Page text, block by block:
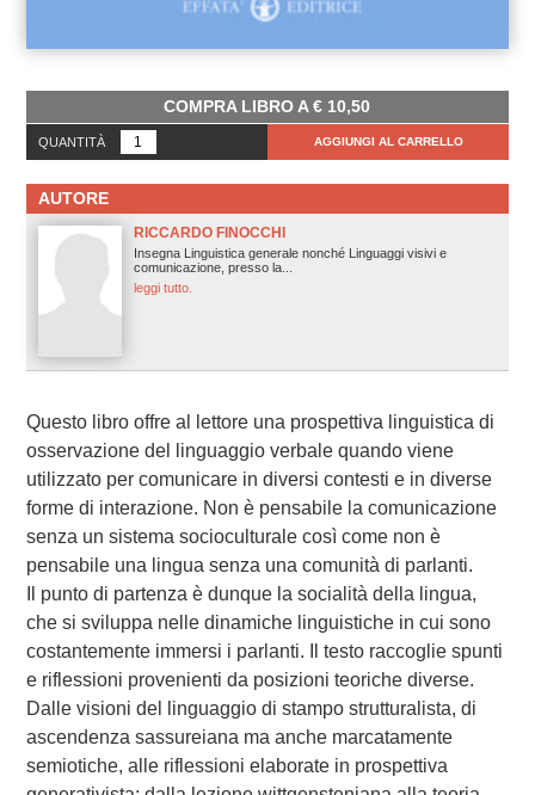
COMPRA LIBRO A€ 10,50
QUANTITÀ AGGIUNGI AL CARRELLO
AUTORE
RICCARDO FINOCCHI
Insegna Linguistica generale nonché Linguaggi visivi e
comunicazione, presso la...
leggi tutto.
Questo libro offre al lettore una prospettiva linguistica di
osservazione del linguaggio verbale quando viene
utilizzato per comunicare in diversi contesti e in diverse
forme di interazione. Non è pensabile la comunicazione
senza un sistema socioculturale così come non è
pensabile una lingua senza una comunità di parlanti.
Il punto di partenza è dunque la socialità della lingua,
che si sviluppa nelle dinamiche linguistiche in cui sono
costantemente immersi i parlanti. Il testo raccoglie spunti
e riflessioni provenienti da posizioni teoriche diverse.
Dalle visioni del linguaggio di stampo strutturalista, di
ascendenza sassureiana ma anche marcatamente
semiotiche, alle riflessioni elaborate in prospettiva